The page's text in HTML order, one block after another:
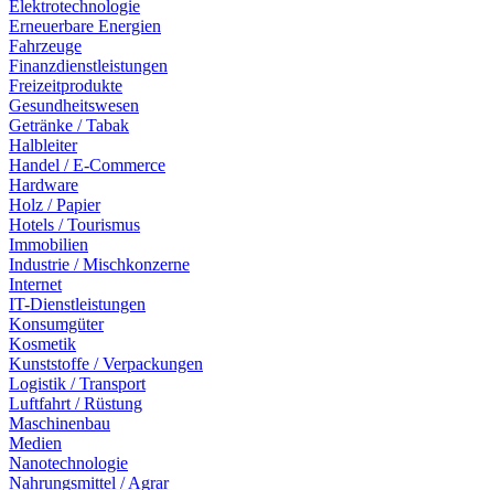
Elektrotechnologie
Erneuerbare Energien
Fahrzeuge
Finanzdienstleistungen
Freizeitprodukte
Gesundheitswesen
Getränke / Tabak
Halbleiter
Handel / E-Commerce
Hardware
Holz / Papier
Hotels / Tourismus
Immobilien
Industrie / Mischkonzerne
Internet
IT-Dienstleistungen
Konsumgüter
Kosmetik
Kunststoffe / Verpackungen
Logistik / Transport
Luftfahrt / Rüstung
Maschinenbau
Medien
Nanotechnologie
Nahrungsmittel / Agrar